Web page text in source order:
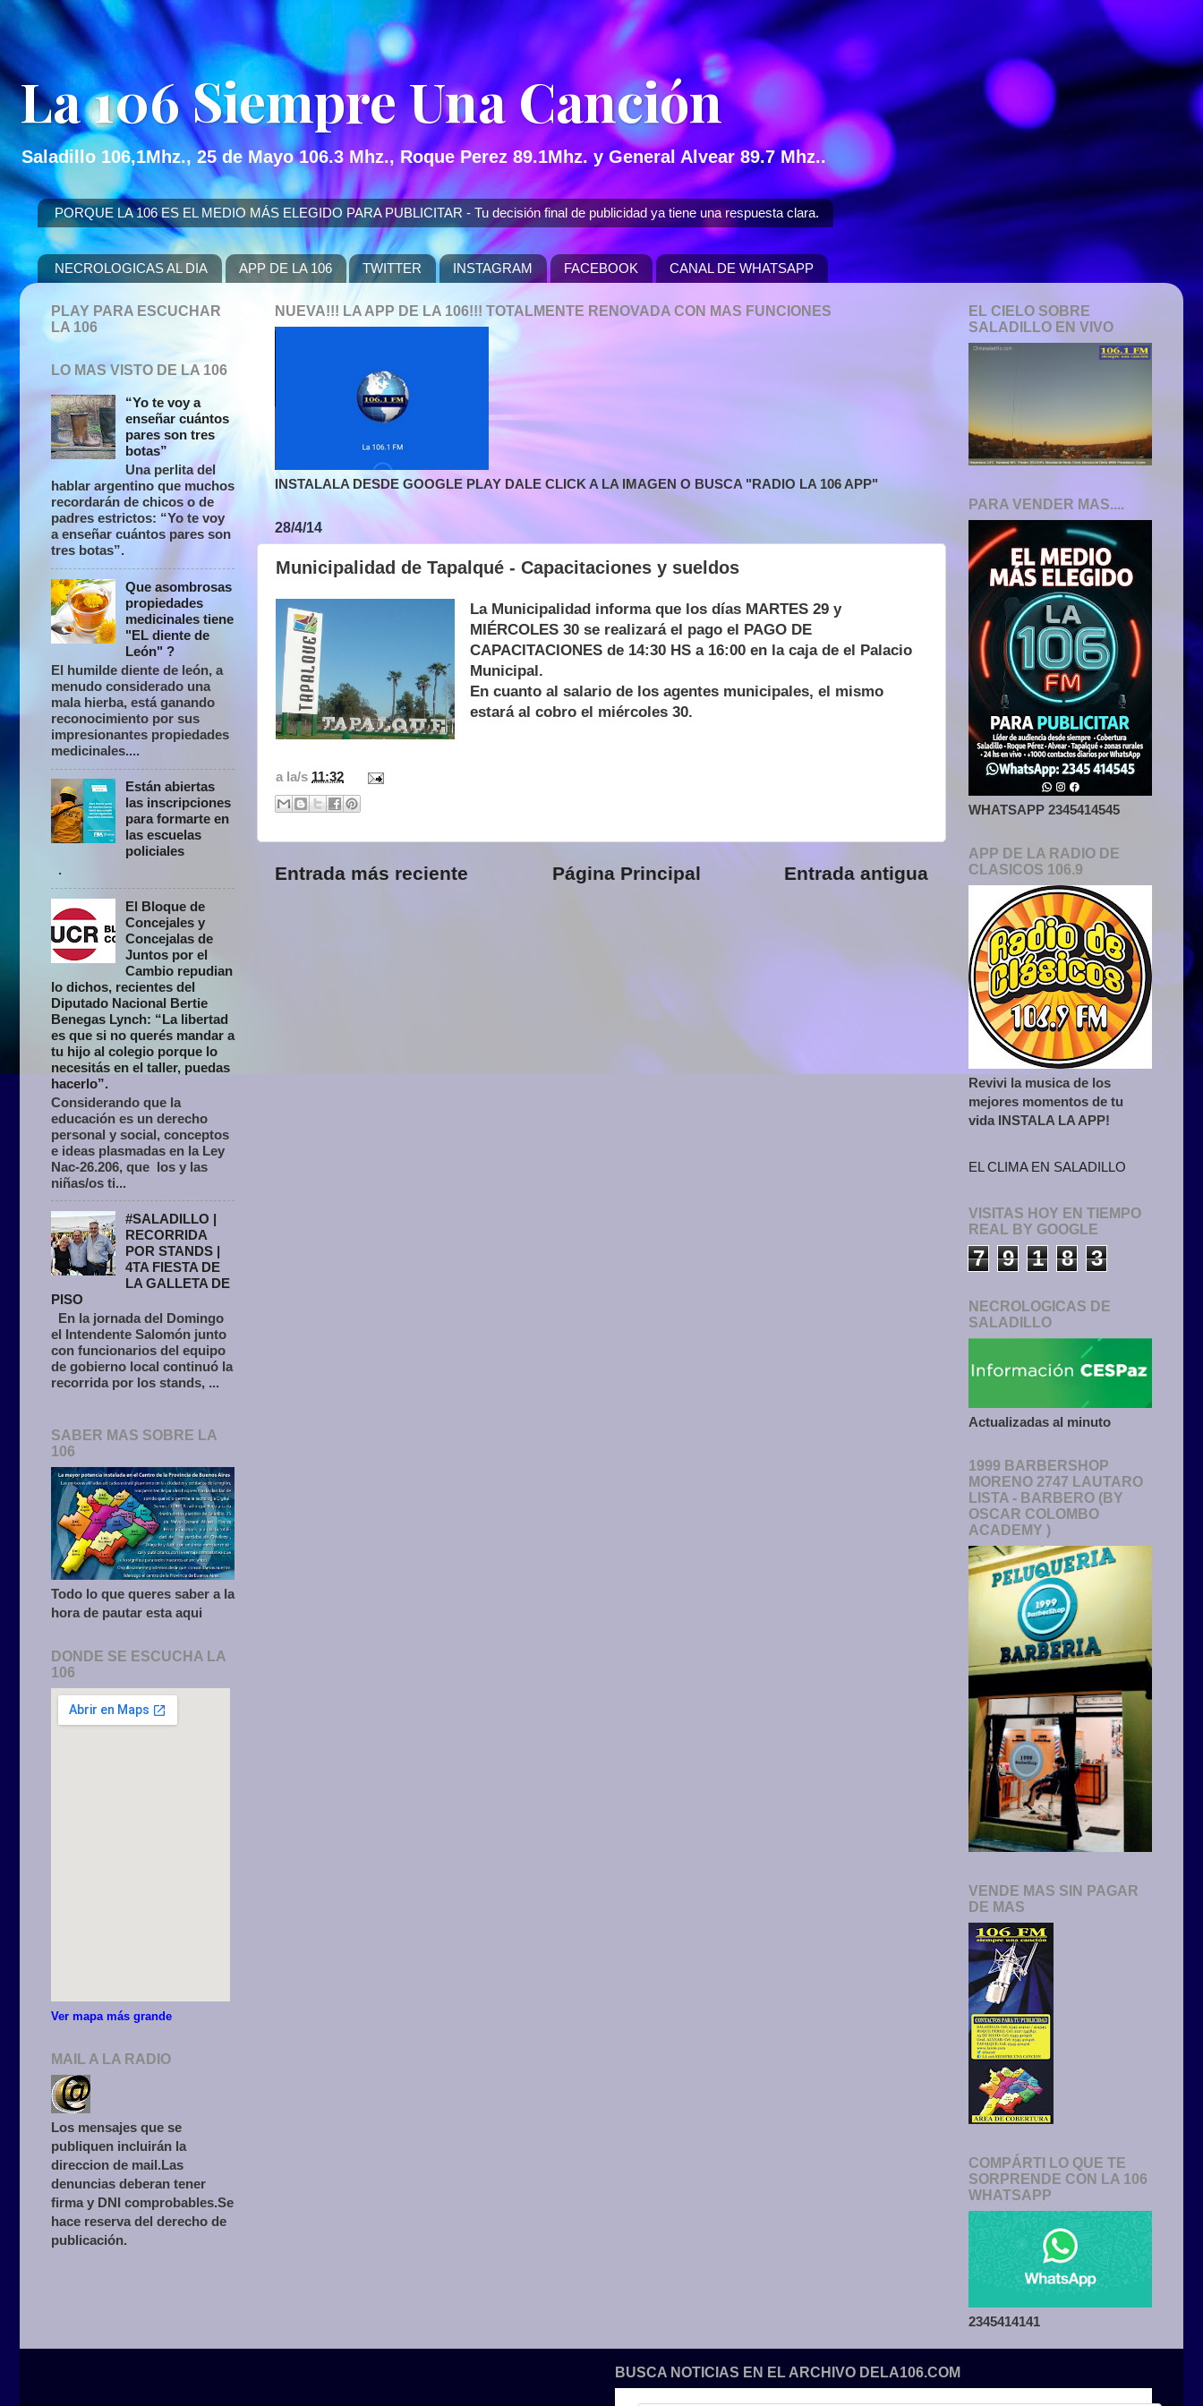
La 106 Siempre Una Canción
Saladillo 106,1Mhz., 25 de Mayo 106.3 Mhz., Roque Perez 89.1Mhz. y General Alvear 89.7 Mhz..
PORQUE LA 106 ES EL MEDIO MÁS ELEGIDO PARA PUBLICITAR - Tu decisión final de publicidad ya tiene una respuesta clara.
NECROLOGICAS AL DIA APP DE LA 106 TWITTER INSTAGRAM FACEBOOK CANAL DE WHATSAPP
NUEVA!!! LA APP DE LA 106!!! TOTALMENTE RENOVADA CON MAS FUNCIONES
INSTALALA DESDE GOOGLE PLAY DALE CLICK A LA IMAGEN O BUSCA "RADIO LA 106 APP"
28/4/14
Municipalidad de Tapalqué - Capacitaciones y sueldos
La Municipalidad informa que los días MARTES 29 y
MIÉRCOLES 30 se realizará el pago el PAGO DE
CAPACITACIONES de 14:30 HS a 16:00 en la caja de el Palacio
Municipal.
En cuanto al salario de los agentes municipales, el mismo
estará al cobro el miércoles 30.
a la/s 11:32
Entrada más reciente Entrada antigua
Página Principal
PLAY PARA ESCUCHAR
LA 106
LO MAS VISTO DE LA 106
“Yo te voy a
enseñar cuántos
pares son tres
botas”
Una perlita del
hablar argentino que muchos
recordarán de chicos o de
padres estrictos: “Yo te voy
a enseñar cuántos pares son
tres botas”.
Que asombrosas
propiedades
medicinales tiene
"EL diente de
León" ?
El humilde diente de león, a
menudo considerado una
mala hierba, está ganando
reconocimiento por sus
impresionantes propiedades
medicinales....
Están abiertas
las inscripciones
para formarte en
las escuelas
policiales
.
El Bloque de
Concejales y
Concejalas de
Juntos por el
Cambio repudian
lo dichos, recientes del
Diputado Nacional Bertie
Benegas Lynch: “La libertad
es que si no querés mandar a
tu hijo al colegio porque lo
necesitás en el taller, puedas
hacerlo”.
Considerando que la
educación es un derecho
personal y social, conceptos
e ideas plasmadas en la Ley
Nac-26.206, que los y las
niñas/os ti...
#SALADILLO |
RECORRIDA
POR STANDS |
4TA FIESTA DE
LA GALLETA DE
PISO
En la jornada del Domingo
el Intendente Salomón junto
con funcionarios del equipo
de gobierno local continuó la
recorrida por los stands, ...
SABER MAS SOBRE LA
106
Todo lo que queres saber a la
hora de pautar esta aqui
DONDE SE ESCUCHA LA
106
Ver mapa más grande
MAIL A LA RADIO
Los mensajes que se
publiquen incluirán la
direccion de mail.Las
denuncias deberan tener
firma y DNI comprobables.Se
hace reserva del derecho de
publicación.
EL CIELO SOBRE
SALADILLO EN VIVO
PARA VENDER MAS....
WHATSAPP 2345414545
APP DE LA RADIO DE
CLASICOS 106.9
Revivi la musica de los
mejores momentos de tu
vida INSTALA LA APP!
EL CLIMA EN SALADILLO
VISITAS HOY EN TIEMPO
REAL BY GOOGLE
7 9 1 8 3
NECROLOGICAS DE
SALADILLO
Actualizadas al minuto
1999 BARBERSHOP
MORENO 2747 LAUTARO
LISTA - BARBERO (BY
OSCAR COLOMBO
ACADEMY )
VENDE MAS SIN PAGAR
DE MAS
COMPÁRTI LO QUE TE
SORPRENDE CON LA 106
WHATSAPP
2345414141
BUSCA NOTICIAS EN EL ARCHIVO DELA106.COM